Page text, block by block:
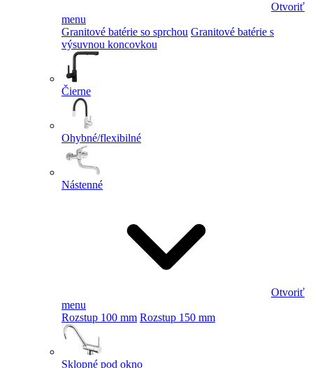
Otvoriť
menu
Granitové batérie so sprchou Granitové batérie s
výsuvnou koncovkou
Čierne
Ohybné/flexibilné
Nástenné
Otvoriť
menu
Rozstup 100 mm Rozstup 150 mm
Sklopné pod okno